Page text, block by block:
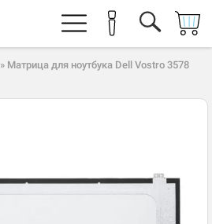
» Матрица для ноутбука Dell Vostro 3578